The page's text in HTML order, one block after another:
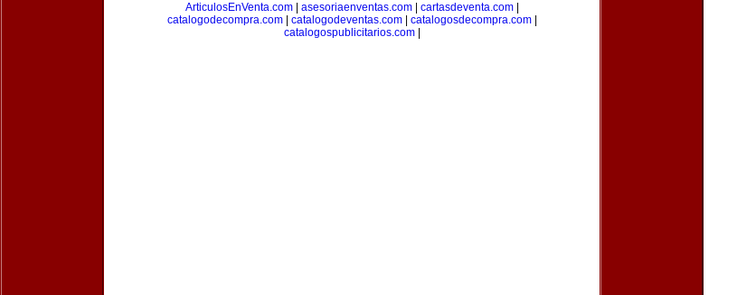
ArticulosEnVenta.com| asesoriaenventas.com| cartasdeventa.com|
catalogodecompra.com| catalogodeventas.com| catalogosdecompra.com|
catalogospublicitarios.com|